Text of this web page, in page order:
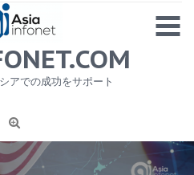
1
アでの成功をサポート